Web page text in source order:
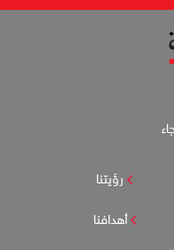
رؤيتنا
أهدافنا